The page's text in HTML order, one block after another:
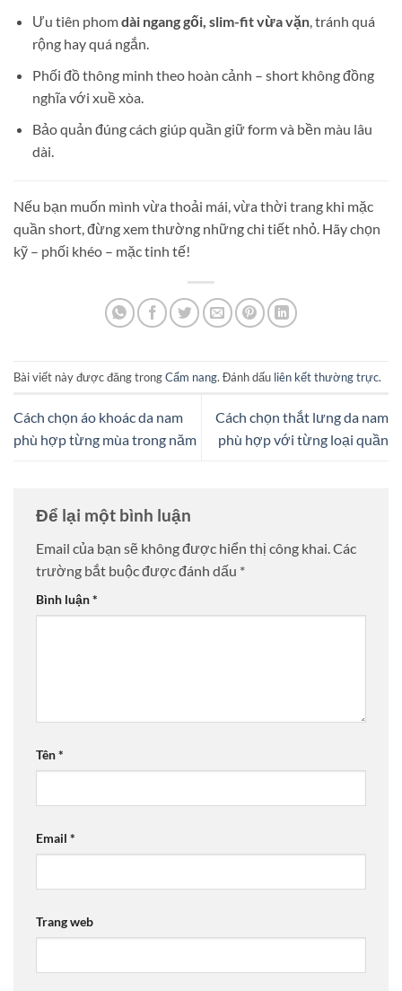
Ưu tiên phomdài ngang gối, slim-fit vừa vặn, tránh quá
rộng hay quá ngắn.
Phối đồ thông minh theo hoàn cảnh – short không đồng
nghĩa với xuề xòa.
Bảo quản đúng cách giúp quần giữ form và bền màu lâu
dài.
Nếu bạn muốn mình vừa thoải mái, vừa thời trang khi mặc
quần short, đừng xem thường những chi tiết nhỏ. Hãy chọn
kỹ – phối khéo – mặc tinh tế!
Bài viết này được đăng trongCẩm nang. Đánh dấu liên kết thường trực.
Cách chọn áo khoác da nam
phù hợp từng mùa trong năm
Cách chọn thắt lưng da nam
phù hợp với từng loại quần
Để lại một bình luận
Email của bạn sẽ không được hiển thị công khai.Các
trường bắt buộc được đánh dấu *
Bình luận*
Tên*
Email *
Trang web